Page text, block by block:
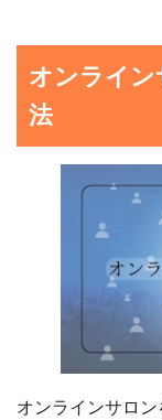
オンライ
法
オンラインサロ